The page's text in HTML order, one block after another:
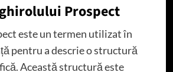
Prospect
este un termen utilizat în
pentru a descrie o structură
Această structură este